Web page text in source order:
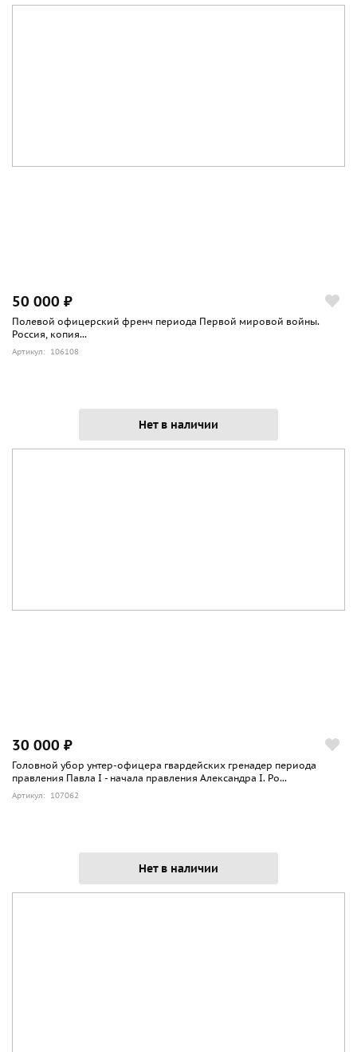
50 000 ₽
Полевой офицерский френч периода Первой мировой войны.
Россия, копия...
Артикул: 106108
Нет в наличии
30 000 ₽
Головной убор унтер-офицера гвардейских гренадер периода
правления Павла I - начала правления Александра I. Ро...
Артикул: 107062
Нет в наличии